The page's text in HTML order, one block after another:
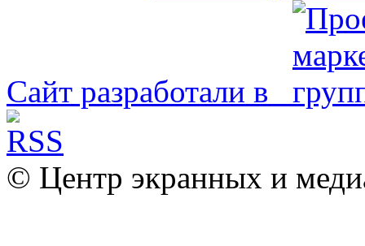
Сайт разработали в
© Центр экранных и